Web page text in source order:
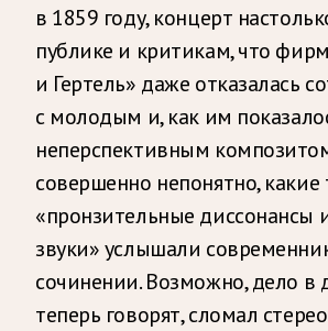
в 1859 году, концерт
публике и критикам, что
и Гертель» даже отказалась
с молодым и, как им
неперспективным
совершенно непонятно, какие
«пронзительные диссонансы
звуки» услышали
сочинении. Возможно, дело в
теперь говорят, сломал